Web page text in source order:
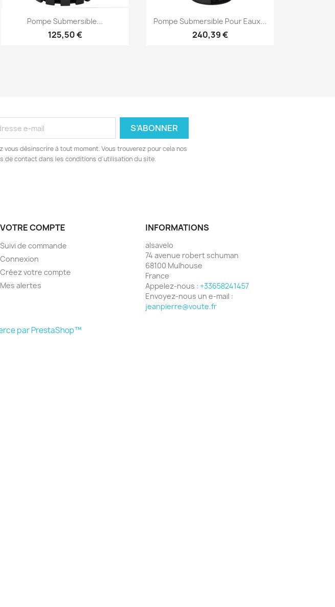
Aperçu rapide
Pompe Submersible...
125,50 €
Aperçu rapide
Pompe Submersible Pour Eaux...
240,39 €
vous désinscrire à tout moment. Vous trouverez pour cela nos
de contact dans les conditions d'utilisation du site.
VOTRE COMPTE
Suivi de commande
Connexion
Créez votre compte
Mes alertes
INFORMATIONS
alsavelo
74 avenue robert schuman
68100 Mulhouse
France
Appelez-nous : +33658241457
Envoyez-nous un e-mail :
jeanpierre@voute.fr
par PrestaShop™